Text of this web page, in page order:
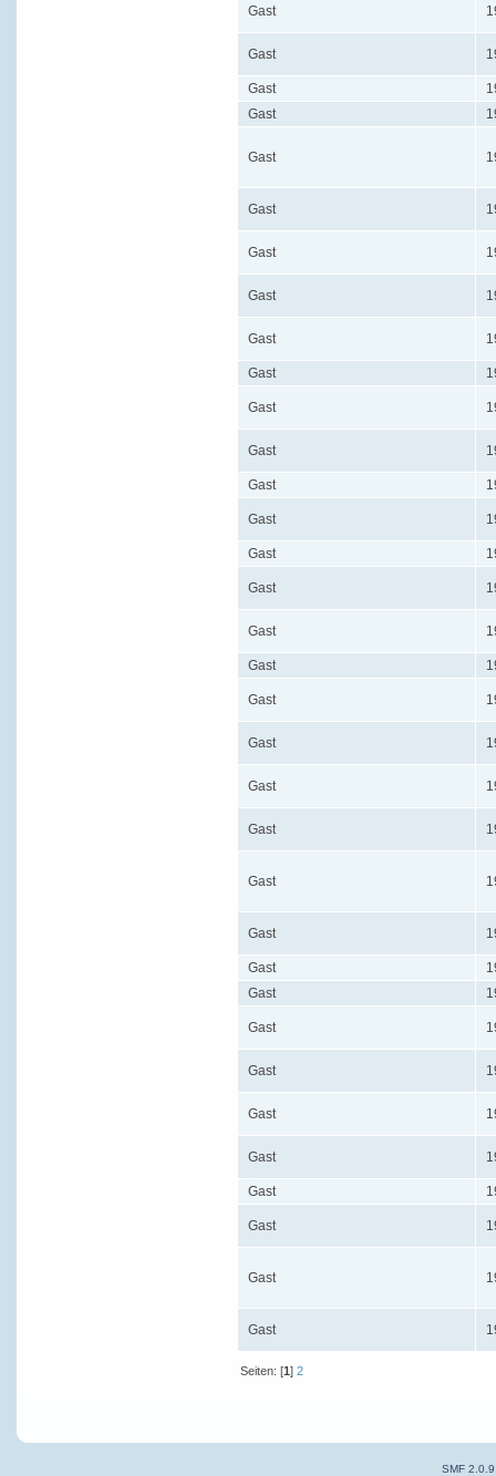
Gast
Gast
Gast
Gast
Gast
Gast
Gast
Gast
Gast
Gast
Gast
Gast
Gast
Gast
Gast
Gast
Gast
Gast
Gast
Gast
Gast
Gast
Gast
Gast
Gast
Gast
Gast
Gast
Gast
Gast
Gast
Gast
Gast
Gast
Seiten: [1]2
SMF 2.0.9